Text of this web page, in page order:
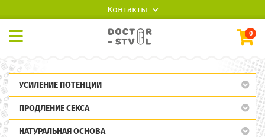
Контакты
0
УСИЛЕНИЕ ПОТЕНЦИИ
ПРОДЛЕНИЕ СЕКСА
НАТУРАЛЬНАЯ ОСНОВА